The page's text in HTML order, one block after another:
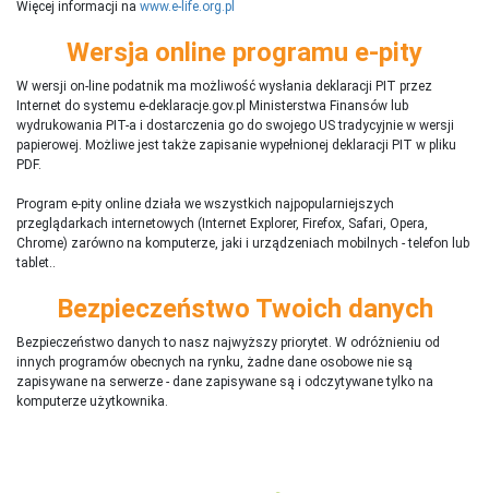
Więcej informacji na www.e-life.org.pl
Wersja online programu e-pity
W wersji on-line podatnik ma możliwość wysłania deklaracji PIT przez
Internet do systemu e-deklaracje.gov.pl Ministerstwa Finansów lub
wydrukowania PIT-a i dostarczenia go do swojego US tradycyjnie w wersji
papierowej. Możliwe jest także zapisanie wypełnionej deklaracji PIT w pliku
PDF.
Program e-pity online działa we wszystkich najpopularniejszych
przeglądarkach internetowych (Internet Explorer, Firefox, Safari, Opera,
Chrome) zarówno na komputerze, jaki i urządzeniach mobilnych - telefon lub
tablet..
Bezpieczeństwo Twoich danych
Bezpieczeństwo danych to nasz najwyższy priorytet. W odróżnieniu od
innych programów obecnych na rynku, żadne dane osobowe nie są
zapisywane na serwerze - dane zapisywane są i odczytywane tylko na
komputerze użytkownika.